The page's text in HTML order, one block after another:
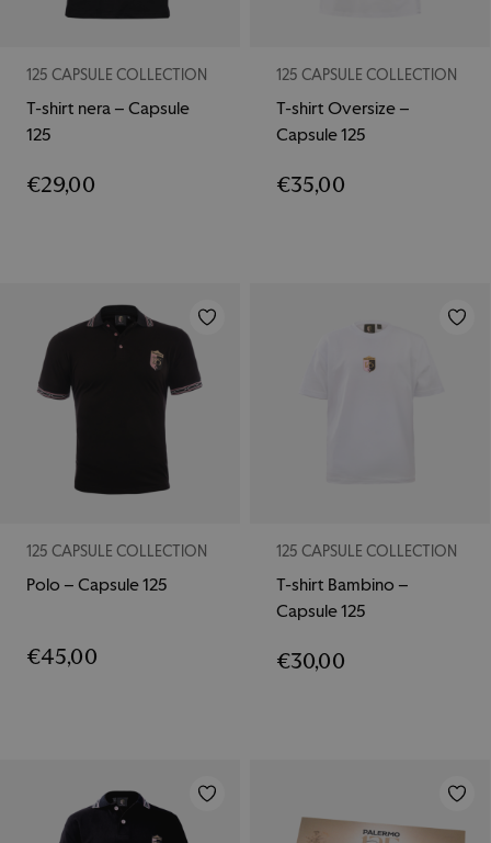
125 CAPSULE COLLECTION
T-shirt nera – Capsule
125
€29,00
125 CAPSULE COLLECTION
T-shirt Oversize –
Capsule 125
€35,00
125 CAPSULE COLLECTION
Polo – Capsule 125
€45,00
125 CAPSULE COLLECTION
T-shirt Bambino –
Capsule 125
€30,00